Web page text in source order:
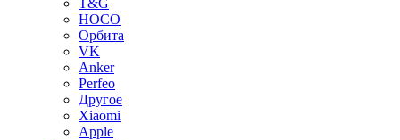
T&G
HOCO
Орбита
VK
Anker
Perfeo
Другое
Xiaomi
Apple